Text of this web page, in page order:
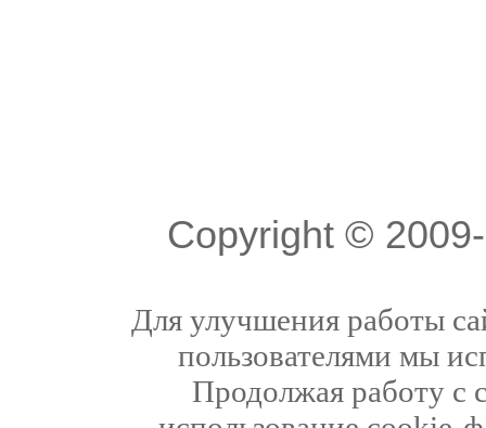
Copyright ©
Для улучшения работы
пользователями мы
Продолжая работу с